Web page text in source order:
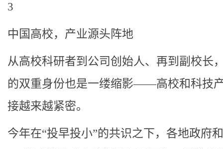
3
中国高校，产业源头阵地
从高校科研者到公司创始人、再到副校长
的双重身份也是一缕缩影——高校和科技
接越来越紧密。
今年在“投早投小”的共识之下，各地政府